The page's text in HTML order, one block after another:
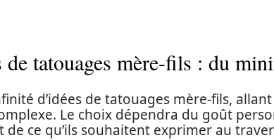
de tatouages mère-fils : du
d’idées de tatouages mère-fils,
Le choix dépendra du goût
ce qu’ils souhaitent exprimer au